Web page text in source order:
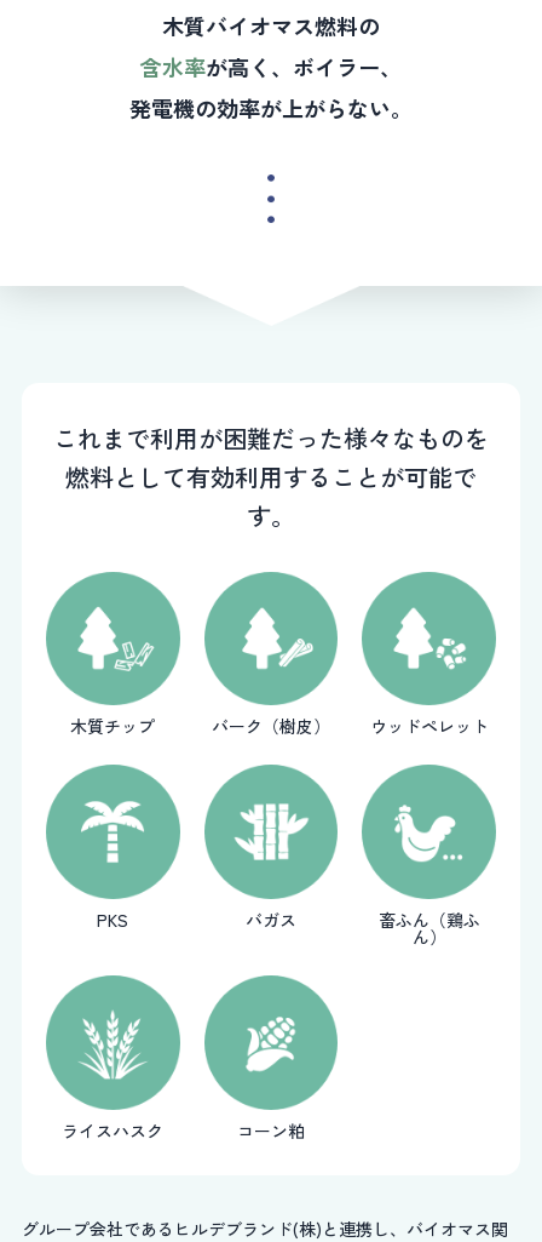
木質バイオマス燃料の
含水率が高く、ボイラー、
発電機の効率が上がらない。
これまで利用が困難だった様々なものを
燃料として有効利用することが可能で
す。
木質チップ バーク（樹皮） ウッドペレット
PKS バガス 畜ふん（鶏ふ
ん）
ライスハスク コーン粕
グループ会社であるヒルデブランド(株)と連携し、バイオマス関